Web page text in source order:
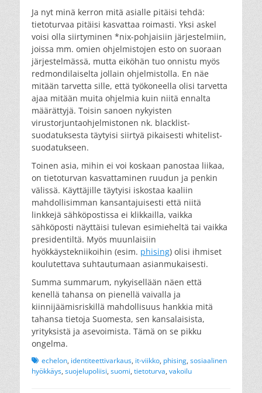
Ja nyt minä kerron mitä asialle pitäisi tehdä:
tietoturvaa pitäisi kasvattaa roimasti. Yksi askel
voisi olla siirtyminen *nix-pohjaisiin järjestelmiin,
joissa mm. omien ohjelmistojen esto on suoraan
järjestelmässä, mutta eiköhän tuo onnistu myös
redmondilaiselta jollain ohjelmistolla. En näe
mitään tarvetta sille, että työkoneella olisi tarvetta
ajaa mitään muita ohjelmia kuin niitä ennalta
määrättyjä. Toisin sanoen nykyisten
virustorjuntaohjelmistonen nk. blacklist-
suodatuksesta täytyisi siirtyä pikaisesti whitelist-
suodatukseen.
Toinen asia, mihin ei voi koskaan panostaa liikaa,
on tietoturvan kasvattaminen ruudun ja penkin
välissä. Käyttäjille täytyisi iskostaa kaaliin
mahdollisimman kansantajuisesti että niitä
linkkejä sähköpostissa ei klikkailla, vaikka
sähköposti näyttäisi tulevan esimieheltä tai vaikka
presidentiltä. Myös muunlaisiin
hyökkäystekniikoihin (esim. phising) olisi ihmiset
koulutettava suhtautumaan asianmukaisesti.
Summa summarum, nykyisellään näen että
kenellä tahansa on pienellä vaivalla ja
kiinnijäämisriskillä mahdollisuus hankkia mitä
tahansa tietoja Suomesta, sen kansalaisista,
yrityksistä ja asevoimista. Tämä on se pikku
ongelma.
Tagsechelon, identiteettivarkaus, it-viikko, phising, sosiaalinen
hyökkäys, suojelupoliisi, suomi, tietoturva, vakoilu